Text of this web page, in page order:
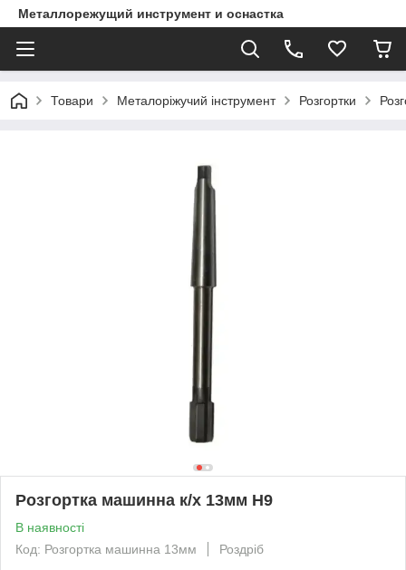
Металлорежущий инструмент и оснастка
Товари Металоріжучий інструмент Розгортки
Розгортка машинна к/х 13мм Н9
В наявності
Код: Розгортка машинна 13мм
Роздріб